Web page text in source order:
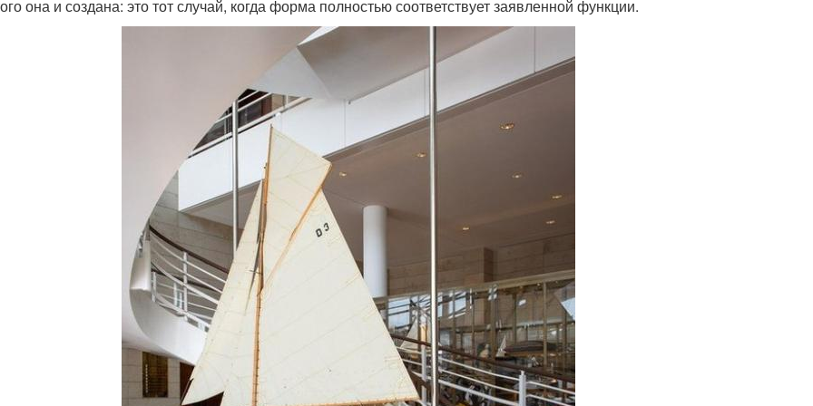
она и создана: это тот случай, когда форма полностью соответствует заявленной функции.